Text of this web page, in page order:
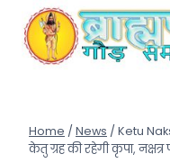
content
Home / News / Ketu
केतु ग्रह की रहेगी कृपा,